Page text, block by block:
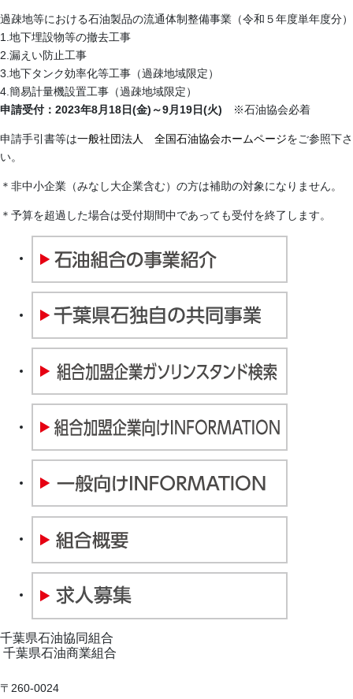
過疎地等における石油製品の流通体制整備事業（令和５年度単年度分）
1.地下埋設物等の撤去工事
2.漏えい防止工事
3.地下タンク効率化等工事（過疎地域限定）
4.簡易計量機設置工事（過疎地域限定）
申請受付：2023年8月18日(金)～9月19日(火)
※石油協会必着
申請手引書等は一般社団法人 全国石油協会ホームページをご参照下さ
い。
＊非中小企業（みなし大企業含む）の方は補助の対象になりません。
＊予算を超過した場合は受付期間中であっても受付を終了します。
千葉県石油協同組合
千葉県石油商業組合
〒260-0024